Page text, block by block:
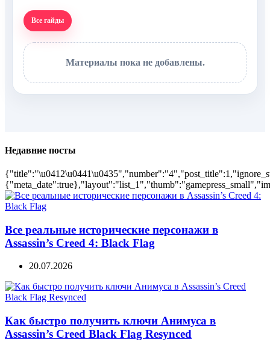
Все гайды
Материалы пока не добавлены.
Недавние посты
Все реальные исторические персонажи в
Assassin’s Creed 4: Black Flag
20.07.2026
Как быстро получить ключи Анимуса в
Assassin’s Creed Black Flag Resynced